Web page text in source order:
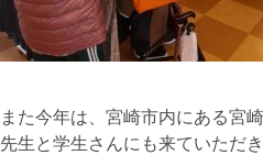
また今年は、宮崎市内にある宮
先生と学生さんにも来ていただ